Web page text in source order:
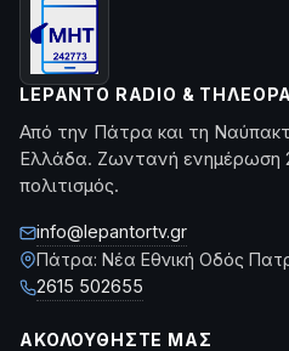
LEPANTO RADIO &
Από την Πάτρα και τη
Ελλάδα. Ζωντανή ενημέρωση
πολιτισμός.
info@lepantortv.gr
Πάτρα: Νέα Εθνική Οδός
2615 502655
ΑΚΟΛΟΥΘΉΣΤΕ ΜΑΣ